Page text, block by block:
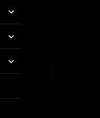
untermenü
öffnen
untermenü
öffnen
untermenü
öffnen